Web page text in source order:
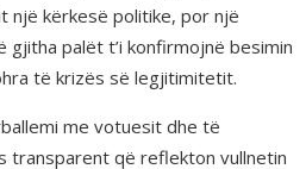
një kërkesë politike, por një
palët t’i konfirmojnë besimin
të krizës së legjitimitetit.
me votuesit dhe të
transparent që reflekton vullnetin